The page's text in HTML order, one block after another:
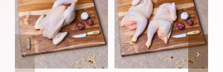
Afegeix al
carret
Detalls
Afegeix al
carret
Detalls